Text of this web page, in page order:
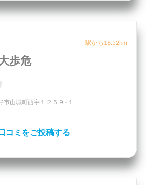
駅から16.52km
歩危
山城町西宇１２５９−１
コミをご投稿する